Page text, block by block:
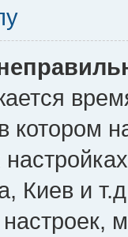
котором
Киев и